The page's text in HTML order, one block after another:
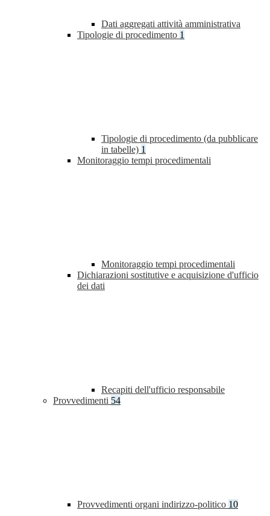
Dati aggregati attività amministrativa
Tipologie di procedimento 1
Tipologie di procedimento (da pubblicare
in tabelle) 1
Monitoraggio tempi procedimentali
Monitoraggio tempi procedimentali
Dichiarazioni sostitutive e acquisizione d'ufficio
dei dati
Recapiti dell'ufficio responsabile
Provvedimenti 54
Provvedimenti organi indirizzo-politico 10